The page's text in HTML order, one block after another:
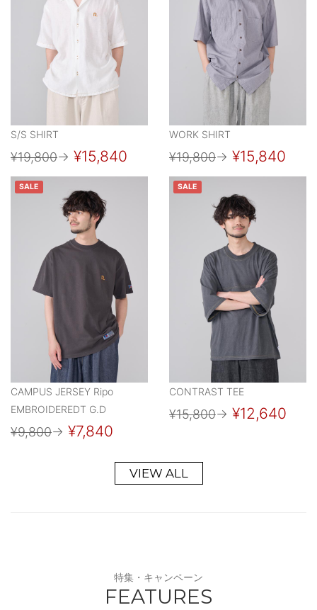
S/S SHIRT
¥19,800→ ¥15,840
WORK SHIRT
¥19,800→ ¥15,840
SALE
CAMPUS JERSEY Ripo
EMBROIDEREDT G.D
¥9,800→ ¥7,840
SALE
CONTRAST TEE
¥15,800→ ¥12,640
VIEW ALL
特集・キャンペーン
FEATURES